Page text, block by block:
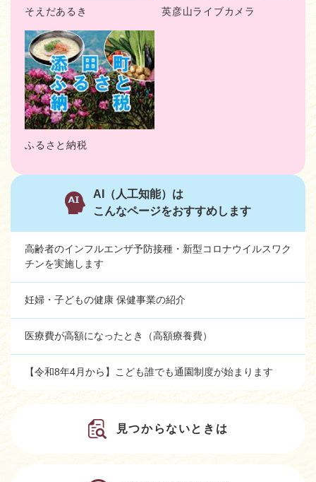
そえだあるき 英彦山ライブカメラ
ふるさと納税
AI（人工知能）は
こんなページをおすすめします
高齢者のインフルエンザ予防接種・新型コロナウイルスワク
チンを実施します
妊婦・子どもの健康 保健事業の紹介
医療費が高額になったとき（高額療養費）
【令和8年4月から】こども誰でも通園制度が始まります
見つからないときは